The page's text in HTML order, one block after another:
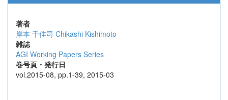
著者
岸本 千佳司 Chikashi Kishimoto
雑誌
AGI Working Papers Series
巻号頁・発行日
vol.2015-08, pp.1-39, 2015-03